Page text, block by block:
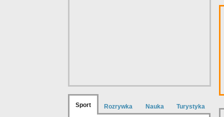
Sport Rozrywka Nauka Turystyka